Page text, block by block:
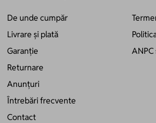
De unde cumpăr
Livrare și plată
Garanție
Returnare
Anunțuri
Întrebări frecvente
Contact
ANPC